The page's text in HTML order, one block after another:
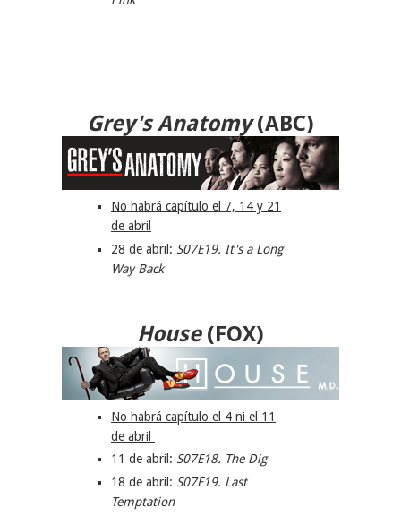
Grey's Anatomy(ABC)
No habrá capítulo el 7, 14 y 21
de abril
28 de abril: S07E19. It's a Long
Way Back
House(FOX)
No habrá capítulo el 4 ni el 11
de abril
11 de abril: S07E18. The Dig
18 de abril: S07E19. Last
Temptation